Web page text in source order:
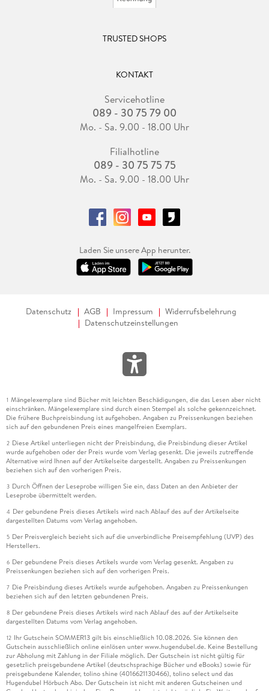
TRUSTED SHOPS
KONTAKT
Servicehotline
089 - 30 75 79 00
Mo. - Sa. 9.00 - 18.00 Uhr
Filialhotline
089 - 30 75 75 75
Mo. - Sa. 9.00 - 18.00 Uhr
Laden Sie unsere App herunter.
Datenschutz AGB Impressum
Widerrufsbelehrung
Datenschutzeinstellungen
1 Mängelexemplare sind Bücher mit leichten Beschädigungen, die das Lesen aber nicht
einschränken. Mängelexemplare sind durch einen Stempel als solche gekennzeichnet.
Die frühere Buchpreisbindung ist aufgehoben. Angaben zu Preissenkungen beziehen
sich auf den gebundenen Preis eines mangelfreien Exemplars.
2 Diese Artikel unterliegen nicht der Preisbindung, die Preisbindung dieser Artikel
wurde aufgehoben oder der Preis wurde vom Verlag gesenkt. Die jeweils zutreffende
Alternative wird Ihnen auf der Artikelseite dargestellt. Angaben zu Preissenkungen
beziehen sich auf den vorherigen Preis.
3 Durch Öffnen der Leseprobe willigen Sie ein, dass Daten an den Anbieter der
Leseprobe übermittelt werden.
4 Der gebundene Preis dieses Artikels wird nach Ablauf des auf der Artikelseite
dargestellten Datums vom Verlag angehoben.
5 Der Preisvergleich bezieht sich auf die unverbindliche Preisempfehlung (UVP) des
Herstellers.
6 Der gebundene Preis dieses Artikels wurde vom Verlag gesenkt. Angaben zu
Preissenkungen beziehen sich auf den vorherigen Preis.
7 Die Preisbindung dieses Artikels wurde aufgehoben. Angaben zu Preissenkungen
beziehen sich auf den letzten gebundenen Preis.
8 Der gebundene Preis dieses Artikels wird nach Ablauf des auf der Artikelseite
dargestellten Datums vom Verlag angehoben.
12 Ihr Gutschein SOMMER13 gilt bis einschließlich 10.08.2026. Sie können den
Gutschein ausschließlich online einlösen unter www.hugendubel.de. Keine Bestellung
zur Abholung mit Zahlung in der Filiale möglich. Der Gutschein ist nicht gültig für
gesetzlich preisgebundene Artikel (deutschsprachige Bücher und eBooks) sowie für
preisgebundene Kalender, tolino shine (4016621130466), tolino select und das
Hugendubel Hörbuch Abo. Der Gutschein ist nicht mit anderen Gutscheinen und